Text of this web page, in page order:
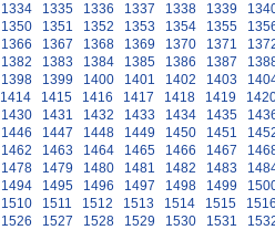
1334 1335 1336 1337 1338 1339
1350 1351 1352 1353 1354 1355
1366 1367 1368 1369 1370 1371
1382 1383 1384 1385 1386 1387
1398 1399 1400 1401 1402 1403
1414 1415 1416 1417 1418 1419
1430 1431 1432 1433 1434 1435
1446 1447 1448 1449 1450 1451
1462 1463 1464 1465 1466 1467
1478 1479 1480 1481 1482 1483
1494 1495 1496 1497 1498 1499
1510 1511 1512 1513 1514 1515
1526 1527 1528 1529 1530 1531